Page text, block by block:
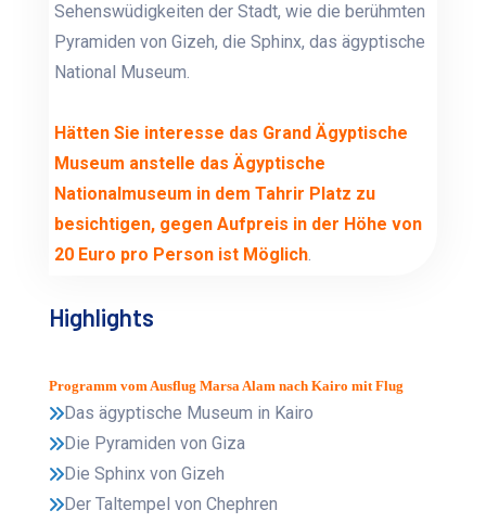
Sehenswüdigkeiten der Stadt, wie die berühmten
Pyramiden von Gizeh, die Sphinx, das ägyptische
National Museum.
Hätten Sie interesse das Grand Ägyptische
Museum anstelle das Ägyptische
Nationalmuseum in dem Tahrir Platz zu
besichtigen, gegen Aufpreis in der Höhe von
20 Euro pro Person ist Möglich.
Highlights
Programm vom Ausflug Marsa Alam nach Kairo mit Flug
Das ägyptische Museum in Kairo
Die Pyramiden von Giza
Die Sphinx von Gizeh
Der Taltempel von Chephren